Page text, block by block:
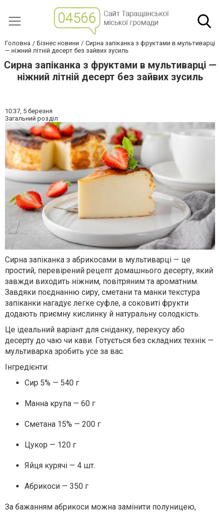
Головна Бізнес новини
Сирна запіканка з фруктами в мультиварці
— ніжний літній десерт без зайвих зусиль
Сирна запіканка з фруктами в мультиварці —
ніжний літній десерт без зайвих зусиль
10:37, 5 березня
Загальний розділ
Сирна запіканка з абрикосами в мультиварці — це
простий, перевірений рецепт домашнього десерту, який
завжди виходить ніжним, повітряним та ароматним.
Завдяки поєднанню сиру, сметани та манки текстура
запіканки нагадує легке суфле, а соковиті фрукти
додають приємну кислинку й натуральну солодкість.
Це ідеальний варіант для сніданку, перекусу або
десерту до чаю чи кави. Готується без складних технік —
мультиварка зробить усе за вас.
Інгредієнти:
Сир 5% — 540 г
Манна крупа — 60 г
Сметана 15% — 200 г
Цукор — 120 г
Яйця курячі — 4 шт.
Абрикоси — 350 г
За бажанням абрикоси можна замінити полуницею,